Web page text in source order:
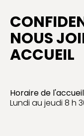
NOUS
ACCUEIL
Horaire de l'accueil
Lundi au jeudi 8 h